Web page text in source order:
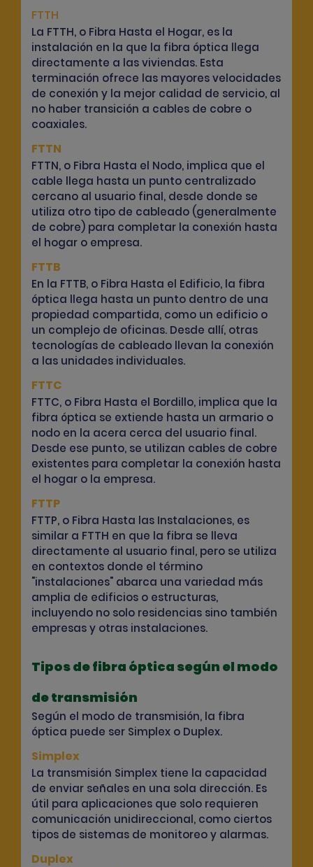
FTTH
La FTTH, o Fibra Hasta el Hogar, es la
instalación en la que la fibra óptica llega
directamente a las viviendas. Esta
terminación ofrece las mayores velocidades
de conexión y la mejor calidad de servicio, al
no haber transición a cables de cobre o
coaxiales.
FTTN
FTTN, o Fibra Hasta el Nodo, implica que el
cable llega hasta un punto centralizado
cercano al usuario final, desde donde se
utiliza otro tipo de cableado (generalmente
de cobre) para completar la conexión hasta
el hogar o empresa.
FTTB
En la FTTB, o Fibra Hasta el Edificio, la fibra
óptica llega hasta un punto dentro de una
propiedad compartida, como un edificio o
un complejo de oficinas. Desde allí, otras
tecnologías de cableado llevan la conexión
a las unidades individuales.
FTTC
FTTC, o Fibra Hasta el Bordillo, implica que la
fibra óptica se extiende hasta un armario o
nodo en la acera cerca del usuario final.
Desde ese punto, se utilizan cables de cobre
existentes para completar la conexión hasta
el hogar o la empresa.
FTTP
FTTP, o Fibra Hasta las Instalaciones, es
similar a FTTH en que la fibra se lleva
directamente al usuario final, pero se utiliza
en contextos donde el término
"instalaciones" abarca una variedad más
amplia de edificios o estructuras,
incluyendo no solo residencias sino también
empresas y otras instalaciones.
Tipos de fibra óptica según el modo
de transmisión
Según el modo de transmisión, la fibra
óptica puede ser Simplex o Duplex.
Simplex
La transmisión Simplex tiene la capacidad
de enviar señales en una sola dirección. Es
útil para aplicaciones que solo requieren
comunicación unidireccional, como ciertos
tipos de sistemas de monitoreo y alarmas.
Duplex